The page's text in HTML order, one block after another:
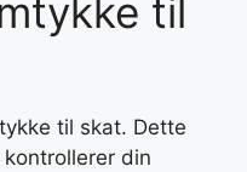
til
til skat. Dette
din